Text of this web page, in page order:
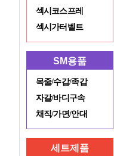
섹시코스프레
섹시가터벨트
SM용품
목줄/수갑/족갑
자갈/바디구속
채직/가면/안대
세트제품